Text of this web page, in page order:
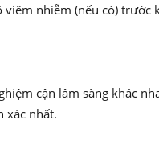
nhiễm (nếu có)
cận lâm sàng khác
xác nhất.